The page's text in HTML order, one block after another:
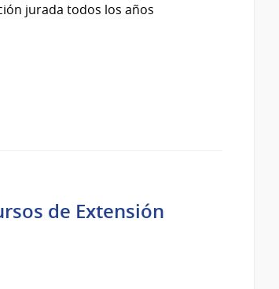
jurada todos los años
de Extensión